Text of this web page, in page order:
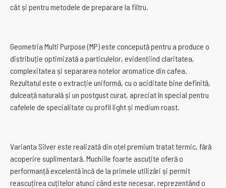
cât și pentru metodele de preparare la filtru.
Geometria Multi Purpose (MP) este concepută pentru a produce o
distribuție optimizată a particulelor, evidențiind claritatea,
complexitatea și separarea notelor aromatice din cafea.
Rezultatul este o extracție uniformă, cu o aciditate bine definită,
dulceață naturală și un postgust curat, apreciat în special pentru
cafelele de specialitate cu profil light și medium roast.
Varianta Silver este realizată din oțel premium tratat termic, fără
acoperire suplimentară. Muchiile foarte ascuțite oferă o
performanță excelentă încă de la primele utilizări și permit
reascuțirea cuțitelor atunci când este necesar, reprezentând o